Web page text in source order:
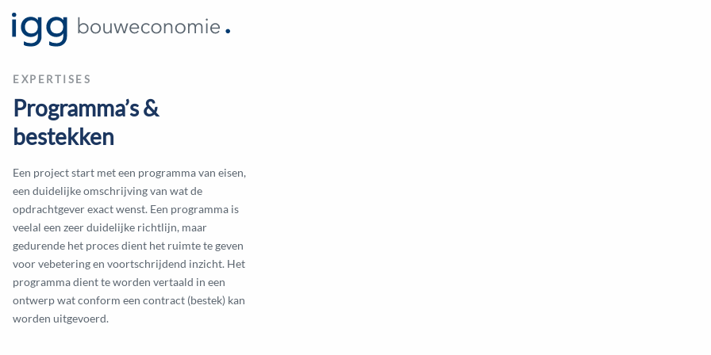
EXPERTISES
Programma’s &
bestekken
Een project start met een programma van eisen,
een duidelijke omschrijving van wat de
opdrachtgever exact wenst. Een programma is
veelal een zeer duidelijke richtlijn, maar
gedurende het proces dient het ruimte te geven
voor vebetering en voortschrijdend inzicht. Het
programma dient te worden vertaald in een
ontwerp wat conform een contract (bestek) kan
worden uitgevoerd.